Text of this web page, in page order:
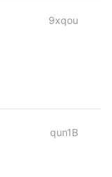
9xqou
qun1B